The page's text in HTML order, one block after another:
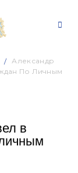
Александр
По Личным
в